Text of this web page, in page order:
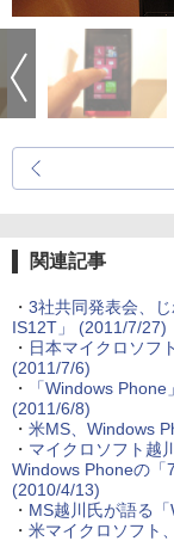
関連記事
・ 3社共同発表会、
IS12T」
(2011/7/27)
・ 日本マイクロソフ
(2011/7/6)
・
「Windows
(2011/6/8)
・ 米MS、Windows
・ マイクロソフト越
Windows Phoneの「
(2010/4/13)
・ MS越川氏が語る
・ 米マイクロソフト